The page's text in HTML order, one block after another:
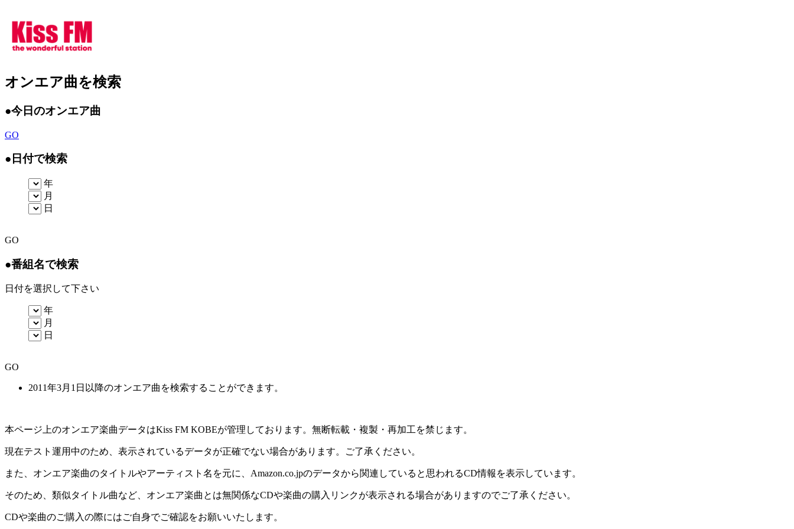
オンエア曲を検索
●今日のオンエア曲
GO
● 日付で検索
年
月
日
GO
●番組名で検索
日付を選択して下さい
年
月
日
GO
2011年3月1日以降のオンエア曲を検索することができます。
本ページ上のオンエア楽曲データはKiss FM KOBEが管理しております。無断転載・複製・再加工を禁じます。
現在テスト運用中のため、表示されているデータが正確でない場合があります。ご了承ください。
また、オンエア楽曲のタイトルやアーティスト名を元に、Amazon.co.jpのデータから関連していると思われるCD情報を表示しています。
そのため、類似タイトル曲など、オンエア楽曲とは無関係なCDや楽曲の購入リンクが表示される場合がありますのでご了承ください。
CDや楽曲のご購入の際にはご自身でご確認をお願いいたします。